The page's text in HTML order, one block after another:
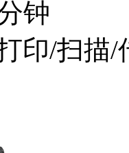
钟
印/扫描/